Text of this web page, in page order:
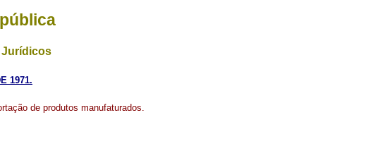
Jurídicos
1971.
de produtos manufaturados.